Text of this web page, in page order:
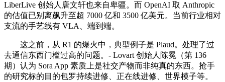
LiberLive 创始人唐文轩也来自卑疆。而 OpenAI 取 Anthropic
的估值已别离飙升至超 7000 亿和 3500 亿美元。当前行业相对
支流的手艺线有 VLA、端到端。
这之前，从 R1 的爆火中，典型例子是 Plaud。处理了过
去通信东西门槛过高的问题。- Lovart 创始人陈冕（第 136
期）认为 Sora App 素质上是社交产物而非纯真的东西。抢手
的研究标的目的包罗持续进修、正在线进修、世界模子等。